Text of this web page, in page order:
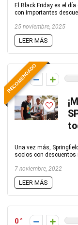
El Black Friday es el
con importantes
25 noviembre, 2025
LEER MÁS
RECOMENDADO
0
Una vez más,
socios con descuentos
7 noviembre, 2022
LEER MÁS
0